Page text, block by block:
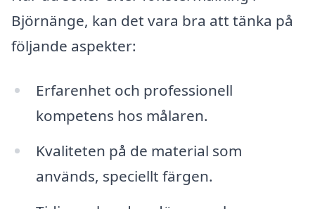
Björnänge, kan det vara bra att tänka på
följande aspekter:
Erfarenhet och professionell
kompetens hos målaren.
Kvaliteten på de material som
används, speciellt färgen.